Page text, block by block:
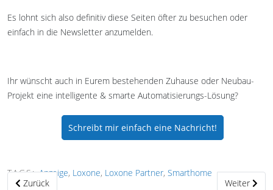
Es lohnt sich also definitiv diese Seiten öfter zu besuchen oder
einfach in die Newsletter anzumelden.
Ihr wünscht auch in Eurem bestehenden Zuhause oder Neubau-
Projekt eine intelligente & smarte Automatisierungs-Lösung?
Schreibt mir einfach eine Nachricht!
TAGS:Anzeige, Loxone, Loxone Partner, Smarthome
Vorheriger Beitrag: Medialekt Joomla! Erweiterungen News &
Zurück Nächster
Weiter